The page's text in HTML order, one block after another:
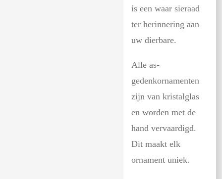
is een waar sieraad
ter herinnering aan
uw dierbare.
Alle as-
gedenkornamenten
zijn van kristalglas
en worden met de
hand vervaardigd.
Dit maakt elk
ornament uniek.